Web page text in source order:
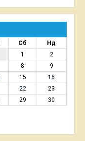
Сб
Нд
1
2
8
9
15
16
22
23
29 30